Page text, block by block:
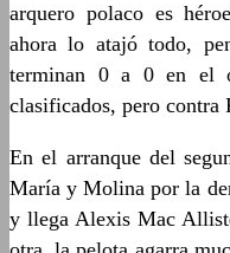
arquero polaco es
ahora lo atajó todo,
terminan 0 a 0 en el
clasificados, pero contra
En el arranque del
María y Molina por la
y llega Alexis Mac